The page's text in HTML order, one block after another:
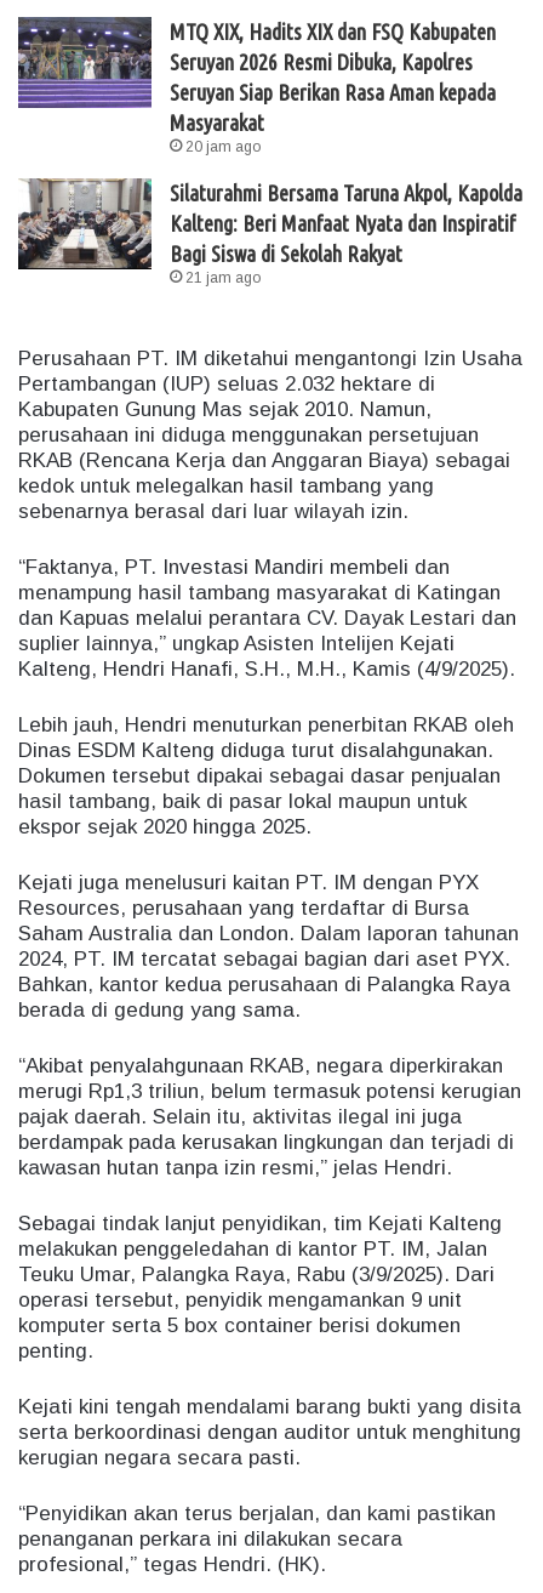
MTQ XIX, Hadits XIX dan FSQ Kabupaten
Seruyan 2026 Resmi Dibuka, Kapolres
Seruyan Siap Berikan Rasa Aman kepada
Masyarakat
20 jam ago
Silaturahmi Bersama Taruna Akpol, Kapolda
Kalteng: Beri Manfaat Nyata dan Inspiratif
Bagi Siswa di Sekolah Rakyat
21 jam ago
Perusahaan PT. IM diketahui mengantongi Izin Usaha
Pertambangan (IUP) seluas 2.032 hektare di
Kabupaten Gunung Mas sejak 2010. Namun,
perusahaan ini diduga menggunakan persetujuan
RKAB (Rencana Kerja dan Anggaran Biaya) sebagai
kedok untuk melegalkan hasil tambang yang
sebenarnya berasal dari luar wilayah izin.
“Faktanya, PT. Investasi Mandiri membeli dan
menampung hasil tambang masyarakat di Katingan
dan Kapuas melalui perantara CV. Dayak Lestari dan
suplier lainnya,” ungkap Asisten Intelijen Kejati
Kalteng, Hendri Hanafi, S.H., M.H., Kamis (4/9/2025).
Lebih jauh, Hendri menuturkan penerbitan RKAB oleh
Dinas ESDM Kalteng diduga turut disalahgunakan.
Dokumen tersebut dipakai sebagai dasar penjualan
hasil tambang, baik di pasar lokal maupun untuk
ekspor sejak 2020 hingga 2025.
Kejati juga menelusuri kaitan PT. IM dengan PYX
Resources, perusahaan yang terdaftar di Bursa
Saham Australia dan London. Dalam laporan tahunan
2024, PT. IM tercatat sebagai bagian dari aset PYX.
Bahkan, kantor kedua perusahaan di Palangka Raya
berada di gedung yang sama.
“Akibat penyalahgunaan RKAB, negara diperkirakan
merugi Rp1,3 triliun, belum termasuk potensi kerugian
pajak daerah. Selain itu, aktivitas ilegal ini juga
berdampak pada kerusakan lingkungan dan terjadi di
kawasan hutan tanpa izin resmi,” jelas Hendri.
Sebagai tindak lanjut penyidikan, tim Kejati Kalteng
melakukan penggeledahan di kantor PT. IM, Jalan
Teuku Umar, Palangka Raya, Rabu (3/9/2025). Dari
operasi tersebut, penyidik mengamankan 9 unit
komputer serta 5 box container berisi dokumen
penting.
Kejati kini tengah mendalami barang bukti yang disita
serta berkoordinasi dengan auditor untuk menghitung
kerugian negara secara pasti.
“Penyidikan akan terus berjalan, dan kami pastikan
penanganan perkara ini dilakukan secara
profesional,” tegas Hendri. (HK).​